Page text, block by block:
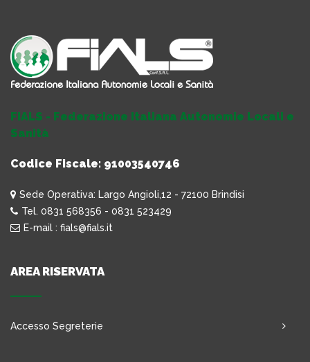
FIALS - Federazione Italiana Autonomie Locali e
Sanità
Codice Fiscale: 91003540746
Sede Operativa: Largo Angioli,12 - 72100 Brindisi
Tel. 0831 568356 - 0831 523429
E-mail : fials@fials.it
AREA RISERVATA
Accesso Segreterie